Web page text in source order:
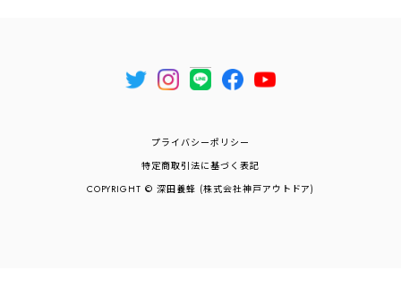
プライバシーポリシー
特定商取引法に基づく表記
COPYRIGHT © 深田養蜂 (株式会社神戸アウトドア)